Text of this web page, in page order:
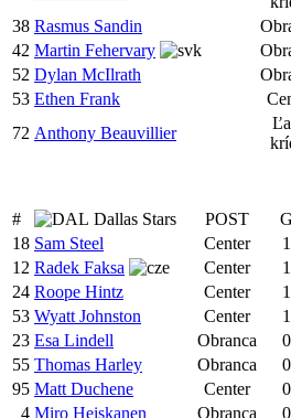
38 Rasmus Sandin
42 Martin Fehervary
52 Dylan McIlrath
53 Ethen Frank
72 Anthony Beauvillier
# Dallas Stars POST G
18 Sam Steel Center 1
12 Radek Faksa Center 1
24 Roope Hintz Center 1
53 Wyatt Johnston Center 1
23 Esa Lindell Obranca 0
55 Thomas Harley Obranca 0
95 Matt Duchene Center 0
4 Miro Heiskanen Obranca 0